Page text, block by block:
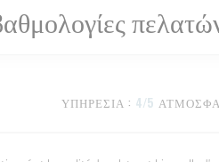
ΥΠΗΡΕΣΊΑ : 4/5